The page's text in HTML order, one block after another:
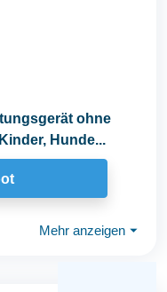
ohne
Hunde...
Mehr anzeigen ⏷